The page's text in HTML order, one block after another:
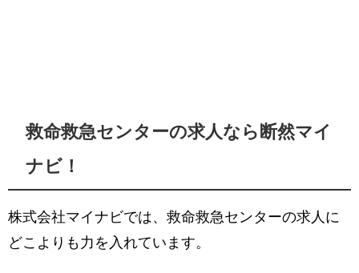
救命救急センターの求人なら断然マイ
ナビ！
株式会社マイナビでは、救命救急センターの求人に
どこよりも力を入れています。